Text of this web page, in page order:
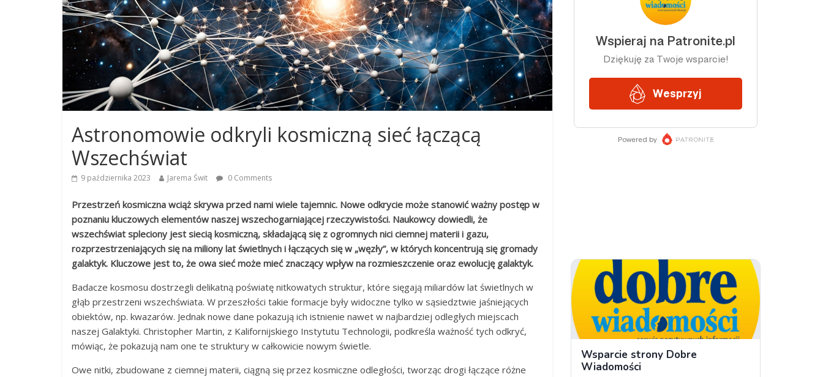
Astronomowie odkryli kosmiczną sieć łączącą
Wszechświat
9 października 2023 Jarema Świt 0 Comments
Przestrzeń kosmiczna wciąż skrywa przed nami wiele tajemnic. Nowe odkrycie może stanowić ważny postęp w
poznaniu kluczowych elementów naszej wszechogarniającej rzeczywistości. Naukowcy dowiedli, że
wszechświat spleciony jest siecią kosmiczną, składającą się z ogromnych nici ciemnej materii i gazu,
rozprzestrzeniających się na miliony lat świetlnych i łączących się w „węzły”, w których koncentrują się gromady
galaktyk. Kluczowe jest to, że owa sieć może mieć znaczący wpływ na rozmieszczenie oraz ewolucję galaktyk.
Badacze kosmosu dostrzegli delikatną poświatę nitkowatych struktur, które sięgają miliardów lat świetlnych w
głąb przestrzeni wszechświata. W przeszłości takie formacje były widoczne tylko w sąsiedztwie jaśniejących
obiektów, np. kwazarów. Jednak nowe dane pokazują ich istnienie nawet w najbardziej odległych miejscach
naszej Galaktyki. Christopher Martin, z Kalifornijskiego Instytutu Technologii, podkreśla ważność tych odkryć,
mówiąc, że pokazują nam one te struktury w całkowicie nowym świetle.
Owe nitki, zbudowane z ciemnej materii, ciągną się przez kosmiczne odległości, tworząc drogi łączące różne